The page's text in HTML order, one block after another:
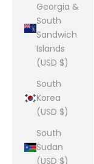
Georgia &
South
Sandwich
Islands
(USD $)
South
Korea
(USD $)
South
Sudan
(USD $)